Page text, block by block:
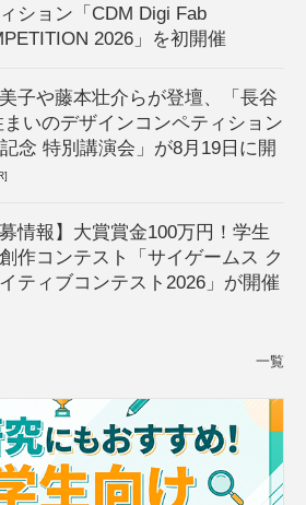
ション「CDM Digi Fab
2026」を初開催
子や藤本壮介らが登壇、「長谷
まいのデザインコンペティション
念 特別講演会」が8月19日に開
募情報】大賞賞金100万円！学生
作コンテスト「サイゲームス ク
ティブコンテスト2026」が開催
一覧